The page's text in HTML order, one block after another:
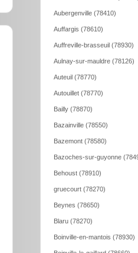
Aubergenville (78410)
Auffargis (78610)
Auffreville-brasseuil (78930)
Aulnay-sur-mauldre (78126)
Auteuil (78770)
Autouillet (78770)
Bailly (78870)
Bazainville (78550)
Bazemont (78580)
Bazoches-sur-guyonne
Behoust (78910)
gruecourt (78270)
Beynes (78650)
Blaru (78270)
Boinville-en-mantois (78930)